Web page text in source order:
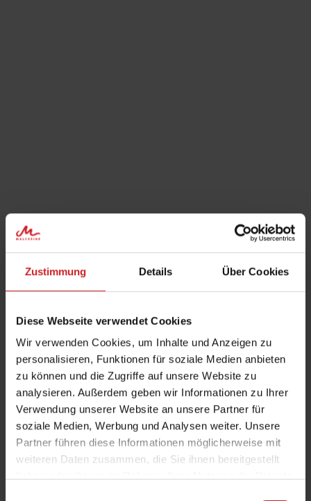
Zustimmung Details Über Cookies
Diese Webseite verwendet Cookies
Wir verwenden Cookies, um Inhalte und Anzeigen zu
personalisieren, Funktionen für soziale Medien anbieten
zu können und die Zugriffe auf unsere Website zu
analysieren. Außerdem geben wir Informationen zu Ihrer
Verwendung unserer Website an unsere Partner für
soziale Medien, Werbung und Analysen weiter. Unsere
Partner führen diese Informationen möglicherweise mit
weiteren Daten zusammen, die Sie ihnen bereitgestellt